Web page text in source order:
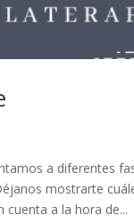
a diferentes
mostrarte
a la hora de...